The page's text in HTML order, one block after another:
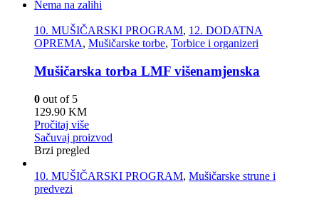
Nema na zalihi
10. MUŠIČARSKI PROGRAM, 12. DODATNA
OPREMA, Mušičarske torbe, Torbice i organizeri
Mušičarska torba LMF višenamjenska
0 out of 5
129.90 KM
Pročitaj više
Sačuvaj proizvod
Brzi pregled
10. MUŠIČARSKI PROGRAM, Mušičarske strune i
predvezi